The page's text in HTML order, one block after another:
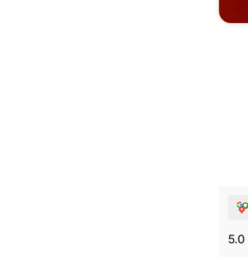
5.0